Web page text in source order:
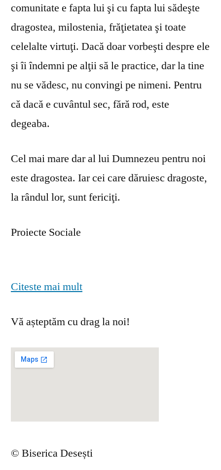
comunitate e fapta lui şi cu fapta lui sădeşte
dragostea, milostenia, frăţietatea şi toate
celelalte virtuţi. Dacă doar vorbeşti despre ele
şi îi îndemni pe alţii să le practice, dar la tine
nu se vă­desc, nu convingi pe nimeni. Pentru
că dacă e cuvântul sec, fără rod, este
degeaba.
Cel mai mare dar al lui Dumnezeu pentru noi
este dragostea. Iar cei care dăruiesc dragoste,
la rândul lor, sunt fericiţi.
Proiecte Sociale
Citeste mai mult
Vă așteptăm cu drag la noi!
© Biserica Desești